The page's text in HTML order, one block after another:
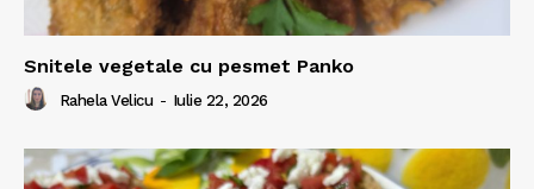
Snitele vegetale cu pesmet Panko
Rahela Velicu - Iulie 22, 2026